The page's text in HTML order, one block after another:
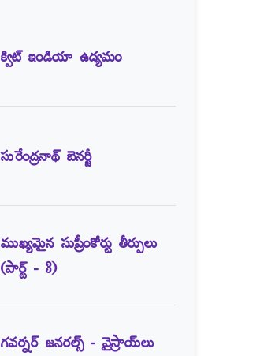
క్విట్‌ ఇండియా ఉద్యమం
సురేంద్రనాథ్‌ బెనర్జీ
ముఖ్యమైన సుప్రీంకోర్టు తీర్పులు
(పార్ట్‌ - 3)
గవర్నర్‌ జనరల్స్‌ - వైస్రాయ్‌లు